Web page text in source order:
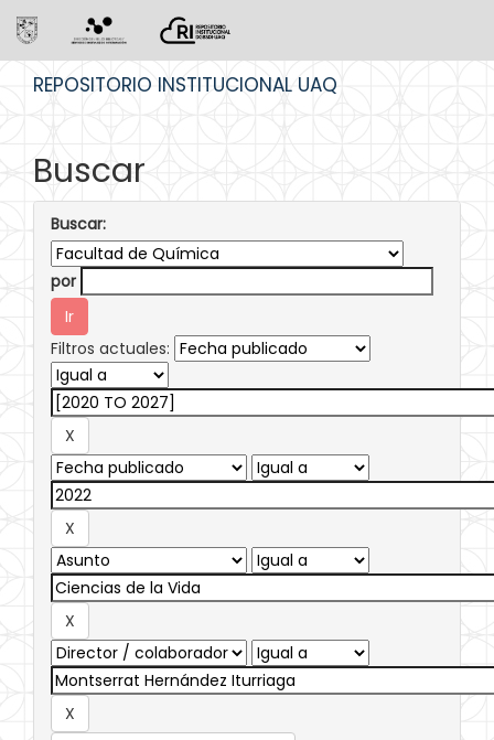
REPOSITORIO INSTITUCIONAL UAQ
Buscar
Buscar:
por
Filtros actuales: